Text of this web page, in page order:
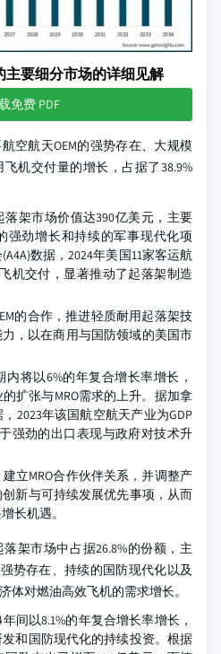
主要细分市场的详细见解
免费 PDF
空航天OEM的强势存在、大规模
机交付量的增长，占据了38.9%
落架市场价值达390亿美元，主要
强劲增长和持续的军事现代化项
数据，2024年美国11家客运航
机交付，显著推动了起落架制造
的合作，推进轻质耐用起落架技
，以在商用与国防领域的美国市
将以6%的年复合增长率增长，
扩张与MRO需求的上升。据加拿
2023年该国航空航天产业为GDP
强劲的出口表现与政府对技术升
立MRO合作伙伴关系，并调整产
新与可持续发展优先事项，从而
长机遇。
架市场中占据26.8%的份额，主
势存在、持续的国防现代化以及
体对燃油高效飞机的需求增长。
间以8.1%的年复合增长率增长，
和国防现代化的持续投资。根据